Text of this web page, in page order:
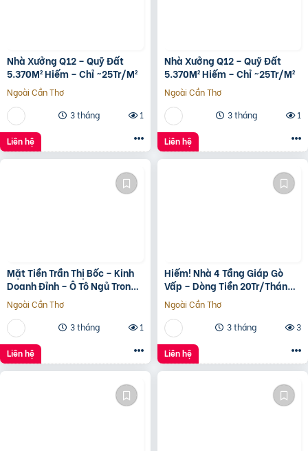
Nhà Xưởng Q12 – Quỹ Đất
5.370M² Hiếm – Chỉ ~25Tr/M²
Ngoài Cần Thơ
3 tháng
1
Liên hệ
Nhà Xưởng Q12 – Quỹ Đất
5.370M² Hiếm – Chỉ ~25Tr/M²
Ngoài Cần Thơ
3 tháng
1
Liên hệ
Mặt Tiền Trần Thị Bốc – Kinh
Doanh Đỉnh – Ô Tô Ngủ Trong
Nhà
Ngoài Cần Thơ
3 tháng
1
Liên hệ
Hiếm! Nhà 4 Tầng Giáp Gò
Vấp – Dòng Tiền 20Tr/Tháng
– Tương Lai Ra Mặt Tiền 12M
Ngoài Cần Thơ
3 tháng
3
Liên hệ